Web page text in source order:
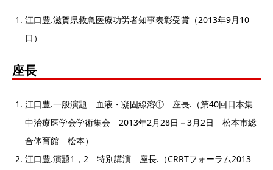
江口豊.滋賀県救急医療功労者知事表彰受賞（2013年9月10
日）
座長
江口豊.一般演題 血液・凝固線溶① 座長.（第40回日本集
中治療医学会学術集会 2013年2月28日－3月2日 松本市総
合体育館 松本）
江口豊.演題1，2 特別講演 座長.（CRRTフォーラム2013